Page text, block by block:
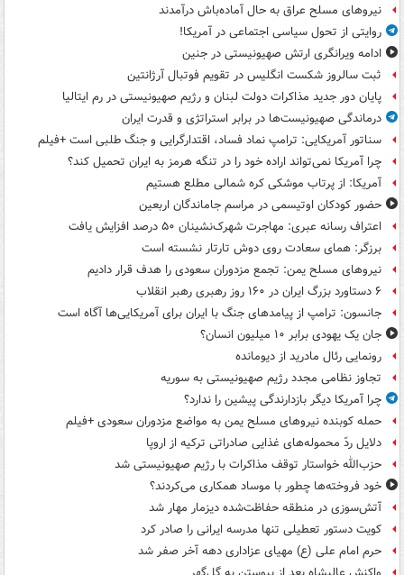
نیروهای مسلح عراق به حال آماده‌باش درآمدند
روایتی از تحول سیاسی اجتماعی در آمریکا!
ادامه ویرانگری ارتش صهیونیستی در جنین
ثبت سالروز شکست انگلیس در تقویم فوتبال آرژانتین
پایان دور جدید مذاکرات دولت لبنان و رژیم صهیونیستی در رم ایتالیا
درماندگی صهیونیست‌ها در برابر استراتژی و قدرت ایران
سناتور آمریکایی: ترامپ نماد فساد، اقتدارگرایی و جنگ طلبی است +فیلم
چرا آمریکا نمی‌تواند اراده خود را در تنگه هرمز به ایران تحمیل کند؟
آمریکا: از پرتاب موشکی کره شمالی مطلع هستیم
حضور کودکان اوتیسمی در مراسم جاماندگان اربعین
اعتراف رسانه عبری: مهاجرت شهرک‌نشینان ۵۰ درصد افزایش یافت
برزگر: همای سعادت روی دوش تارتار نشسته است
نیروهای مسلح یمن: تجمع مزدوران سعودی را هدف قرار دادیم
۶ دستاورد بزرگ ایران در ۱۶۰ روز رهبری رهبر انقلاب
جانسون: ترامپ از پیامدهای جنگ با ایران برای آمریکایی‌ها آگاه است
جان یک یهودی برابر ۱۰ میلیون انسان؟
رونمایی رئال مادرید از دیومانده
تجاوز نظامی مجدد رژیم صهیونیستی به سوریه
چرا آمریکا دیگر بازدارندگی پیشین را ندارد؟
حمله کوبنده نیروهای مسلح یمن به مواضع مزدوران سعودی +فیلم
دلایل ردّ محموله‌های غذایی صادراتی ترکیه از اروپا
حزب‌الله خواستار توقف مذاکرات با رژیم صهیونیستی شد
خود فروخته‌ها چطور با موساد همکاری می‌کردند؟
آتش‌سوزی در منطقه حفاظت‌شده دیزمار مهار شد
کویت دستور تعطیلی تنها مدرسه ایرانی را صادر کرد
حرم امام علی (ع) مهیای عزاداری دهه آخر صفر شد